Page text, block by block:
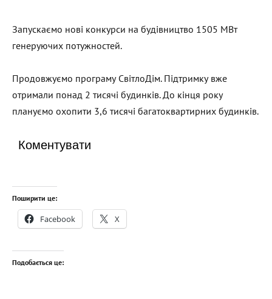
Запускаємо нові конкурси на будівництво 1505 МВт
генеруючих потужностей.
Продовжуємо програму СвітлоДім. Підтримку вже
отримали понад 2 тисячі будинків. До кінця року
плануємо охопити 3,6 тисячі багатоквартирних будинків.
Коментувати
Поширити це:
Facebook X
Подобається це: